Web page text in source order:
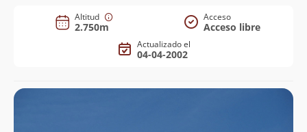
Altitud
2.750m
Acceso
Acceso libre
Actualizado el
04-04-2002